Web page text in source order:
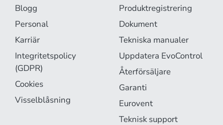
Blogg
Personal
Karriär
Integritetspolicy
(GDPR)
Cookies
Visselblåsning
Produktregistrering
Dokument
Tekniska manualer
Uppdatera EvoControl
Återförsäljare
Garanti
Eurovent
Teknisk support